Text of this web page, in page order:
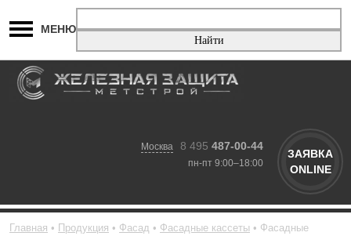
МЕНЮ
Москва 8 495 487-00-44
пн-пт 9:00–18:00
ЗАЯВКА
ONLINE
Главная Продукция Фасад Фасадные кассеты
Фасадные